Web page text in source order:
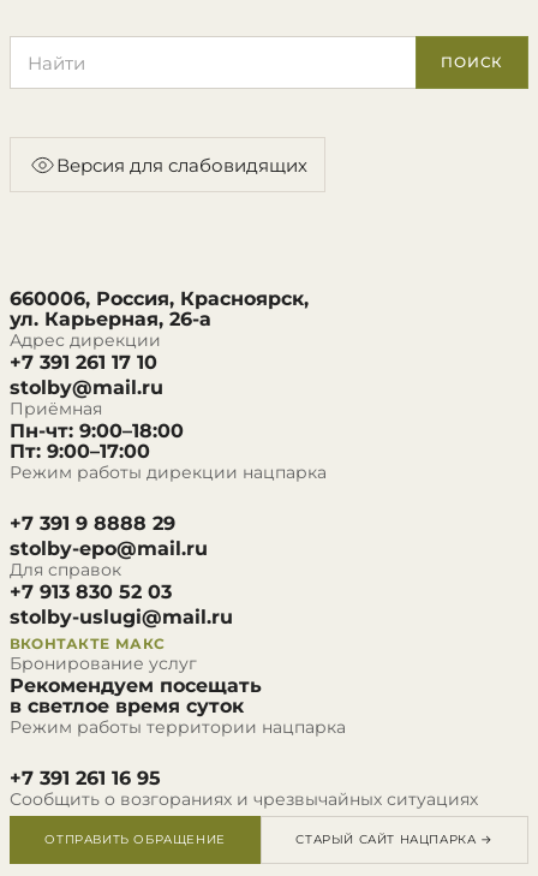
ПОИСК
Версия для слабовидящих
660006, Россия, Красноярск,
ул. Карьерная, 26-а
Адрес дирекции
+7 391 261 17 10
stolby@mail.ru
Приёмная
Пн-чт: 9:00–18:00
Пт: 9:00–17:00
Режим работы дирекции нацпарка
+7 391 9 8888 29
stolby-epo@mail.ru
Для справок
+7 913 830 52 03
stolby-uslugi@mail.ru
ВКОНТАКТЕ МАКС
Бронирование услуг
Рекомендуем посещать
в светлое время суток
Режим работы территории нацпарка
+7 391 261 16 95
Сообщить о возгораниях и чрезвычайных ситуациях
ОТПРАВИТЬ ОБРАЩЕНИЕ СТАРЫЙ САЙТ НАЦПАРКА →